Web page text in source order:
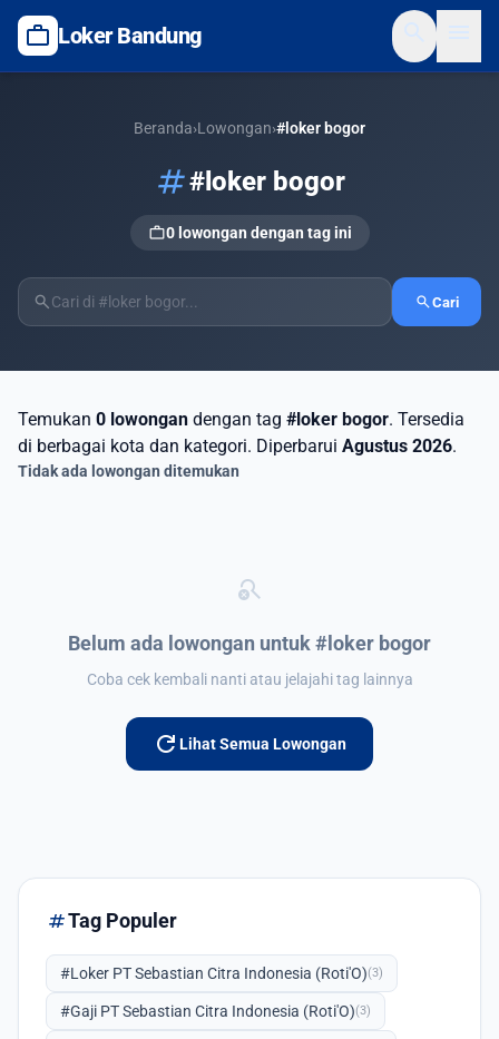
work Loker Bandung
Beranda›Lowongan›#loker bogor
tag#loker bogor
work0 lowongan dengan tag ini
search searchCari
Temukan 0 lowongan dengan tag #loker bogor. Tersedia
di berbagai kota dan kategori. Diperbarui Agustus 2026.
Tidak ada lowongan ditemukan
search_off
Belum ada lowongan untuk #loker bogor
Coba cek kembali nanti atau jelajahi tag lainnya
refresh Lihat Semua Lowongan
tagTag Populer
#Loker PT Sebastian Citra Indonesia (Roti'O)(3)
#Gaji PT Sebastian Citra Indonesia (Roti'O)(3)